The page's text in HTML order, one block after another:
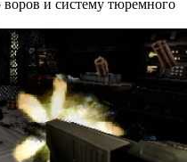
и систему тюремного